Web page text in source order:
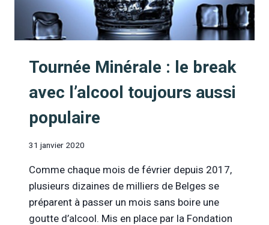
Tournée Minérale : le break
avec l’alcool toujours aussi
populaire
31 janvier 2020
Comme chaque mois de février depuis 2017,
plusieurs dizaines de milliers de Belges se
préparent à passer un mois sans boire une
goutte d’alcool. Mis en place par la Fondation